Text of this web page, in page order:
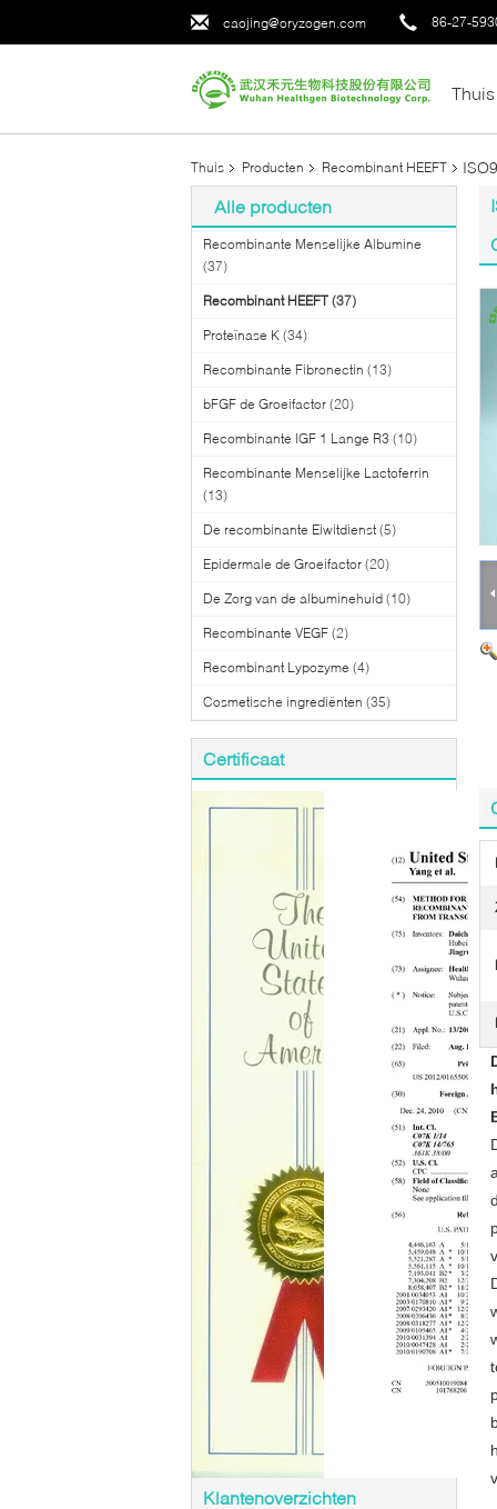
caojing@oryzogen.com 86-27-
Thuis
Thuis Producten Recombinant HEEFT
Alle producten
Recombinante Menselijke Albumine
(37)
Recombinant HEEFT (37)
Proteïnase K (34)
Recombinante Fibronectin (13)
bFGF de Groeifactor (20)
Recombinante IGF 1 Lange R3 (10)
Recombinante Menselijke Lactoferrin
(13)
De recombinante Eiwitdienst (5)
Epidermale de Groeifactor (20)
De Zorg van de albuminehuid (10)
Recombinante VEGF (2)
Recombinant Lypozyme (4)
Cosmetische ingrediënten (35)
Certificaat
Klantenoverzichten